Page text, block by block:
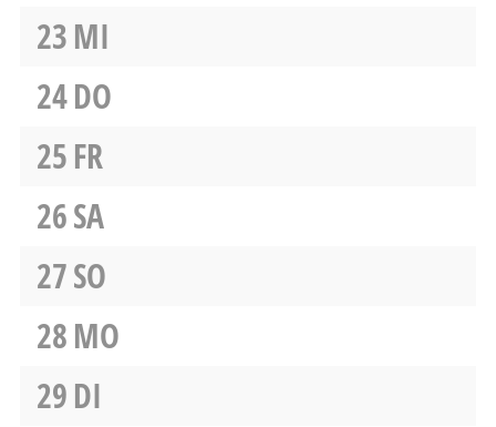
23MI
24DO
25FR
26SA
27SO
28MO
29DI